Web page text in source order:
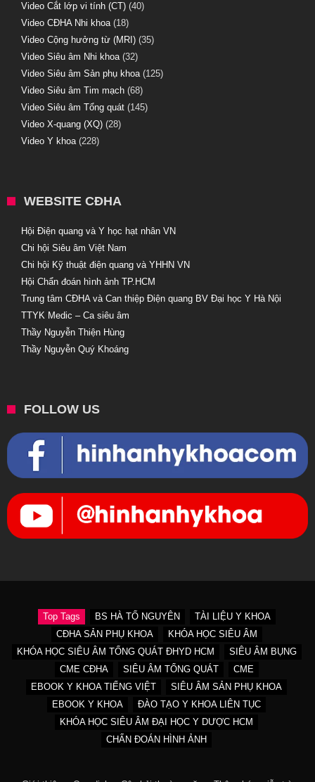
Video Cắt lớp vi tính (CT) (40)
Video CĐHA Nhi khoa(18)
Video Cộng hưởng từ (MRI) (35)
Video Siêu âm Nhi khoa(32)
Video Siêu âm Sản phụ khoa(125)
Video Siêu âm Tim mạch (68)
Video Siêu âm Tổng quát (145)
Video X-quang (XQ) (28)
Video Y khoa(228)
WEBSITE CĐHA
Hội Điện quang và Y học hạt nhân VN
Chi hội Siêu âm Việt Nam
Chi hội Kỹ thuật điện quang và YHHN VN
Hội Chẩn đoán hình ảnh TP.HCM
Trung tâm CĐHA và Can thiệp Điện quang BV Đại học Y Hà Nội
TTYK Medic – Ca siêu âm
Thầy Nguyễn Thiện Hùng
Thầy Nguyễn Quý Khoáng
FOLLOW US
Top Tags BS HÀ TỐ NGUYÊN
TÀI LIỆU Y KHOA
CĐHA SẢN PHỤ KHOA
KHÓA HỌC SIÊU ÂM
KHÓA HỌC SIÊU ÂM TỔNG QUÁT ĐHYD HCM
SIÊU ÂM BỤNG
CME CĐHA
SIÊU ÂM TỔNG QUÁT
CME
EBOOK Y KHOA TIẾNG VIỆT
SIÊU ÂM SẢN PHỤ KHOA
EBOOK Y KHOA
ĐÀO TẠO Y KHOA LIÊN TỤC
KHÓA HỌC SIÊU ÂM ĐẠI HỌC Y DƯỢC HCM
CHẨN ĐOÁN HÌNH ẢNH